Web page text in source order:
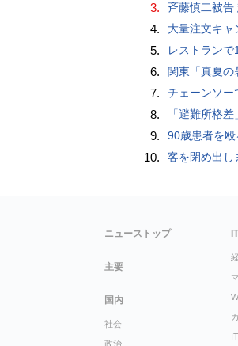
3. 斉藤慎二被告
4. 大量注文キ
5. レストランで
6. 関東「真夏の
7. チェーンソー
8. 「避難所格
9. 90歳患者を
10. 客を閉め出し
ニューストップ
主要
国内
社会
政治